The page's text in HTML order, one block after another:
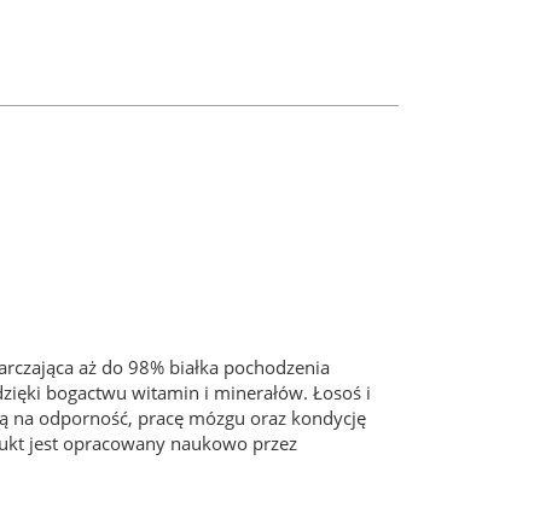
aż do 98% białka pochodzenia
bogactwu witamin i minerałów. Łosoś i
na odporność, pracę mózgu oraz kondycję
jest opracowany naukowo przez